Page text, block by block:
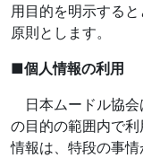
用目的を明示する
原則とします。
■個人情報の利用
日本ムードル協会
の目的の範囲内で
情報は、特段の事